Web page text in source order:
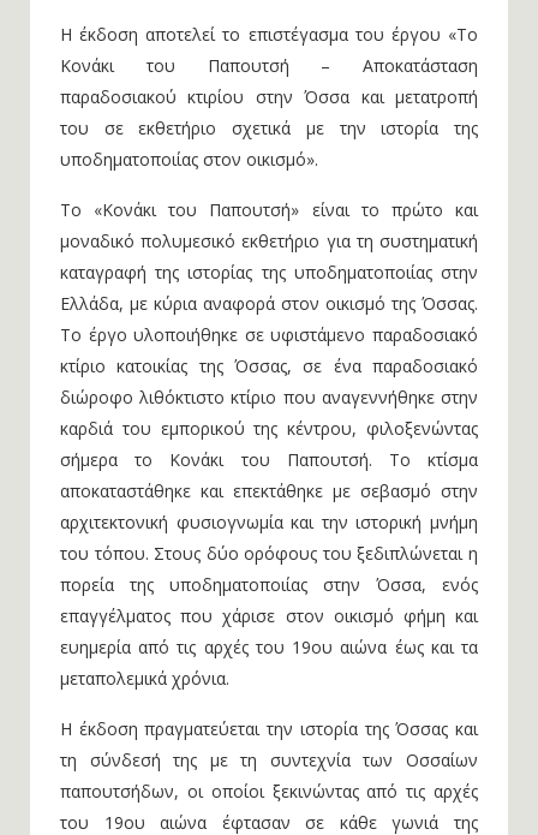
Η έκδοση αποτελεί το επιστέγασμα του έργου «Το
Κονάκι του Παπουτσή – Αποκατάσταση
παραδοσιακού κτιρίου στην Όσσα και μετατροπή
του σε εκθετήριο σχετικά με την ιστορία της
υποδηματοποιίας στον οικισμό».
Το «Κονάκι του Παπουτσή» είναι το πρώτο και
μοναδικό πολυμεσικό εκθετήριο για τη συστηματική
καταγραφή της ιστορίας της υποδηματοποιίας στην
Ελλάδα, με κύρια αναφορά στον οικισμό της Όσσας.
Το έργο υλοποιήθηκε σε υφιστάμενο παραδοσιακό
κτίριο κατοικίας της Όσσας, σε ένα παραδοσιακό
διώροφο λιθόκτιστο κτίριο που αναγεννήθηκε στην
καρδιά του εμπορικού της κέντρου, φιλοξενώντας
σήμερα το Κονάκι του Παπουτσή. Το κτίσμα
αποκαταστάθηκε και επεκτάθηκε με σεβασμό στην
αρχιτεκτονική φυσιογνωμία και την ιστορική μνήμη
του τόπου. Στους δύο ορόφους του ξεδιπλώνεται η
πορεία της υποδηματοποιίας στην Όσσα, ενός
επαγγέλματος που χάρισε στον οικισμό φήμη και
ευημερία από τις αρχές του 19ου αιώνα έως και τα
μεταπολεμικά χρόνια.
Η έκδοση πραγματεύεται την ιστορία της Όσσας και
τη σύνδεσή της με τη συντεχνία των Οσσαίων
παπουτσήδων, οι οποίοι ξεκινώντας από τις αρχές
του 19ου αιώνα έφτασαν σε κάθε γωνιά της